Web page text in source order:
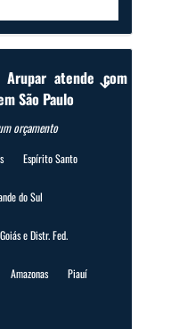
atende com
São Paulo
orçamento
Espírito Santo
do Sul
Goiás e Distr. Fed.
Amazonas Piauí